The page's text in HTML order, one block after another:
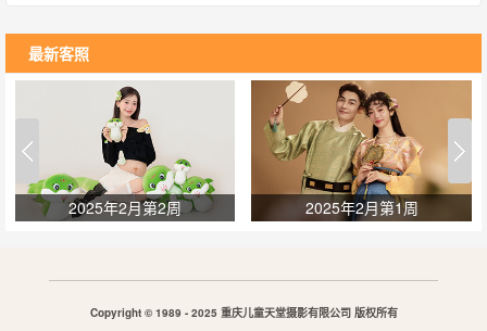
最新客照
2025年2月第2周 2025年2月第1周
Copyright © 1989 - 2025 重庆儿童天堂摄影有限公司 版权所有